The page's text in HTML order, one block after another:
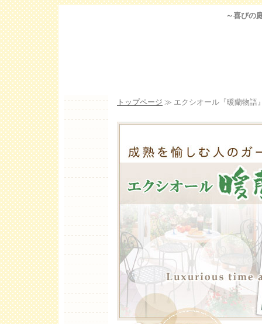
～喜びの
トップページ ≫ エクシオール『暖蘭物語